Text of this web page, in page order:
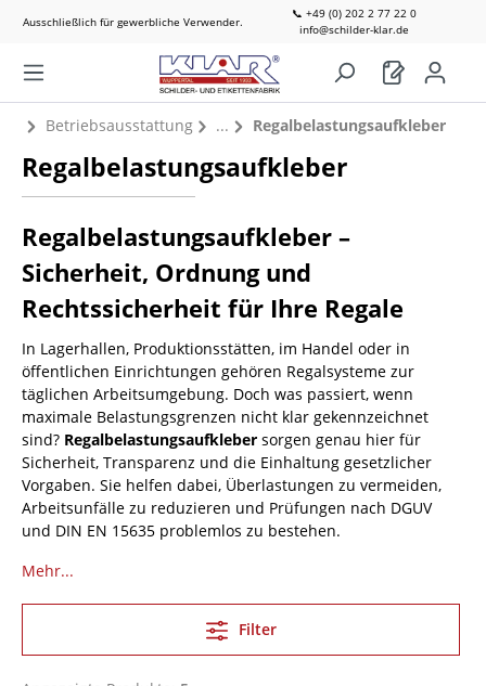
Ausschließlich für gewerbliche Verwender.
📞 +49 (0) 202 2 77 22 0
info@schilder-klar.de
Betriebsausstattung Regalbelastungsaufkleber
Regalbelastungsaufkleber
Regalbelastungsaufkleber –
Sicherheit, Ordnung und
Rechtssicherheit für Ihre Regale
In Lagerhallen, Produktionsstätten, im Handel oder in
öffentlichen Einrichtungen gehören Regalsysteme zur
täglichen Arbeitsumgebung. Doch was passiert, wenn
maximale Belastungsgrenzen nicht klar gekennzeichnet
sind? Regalbelastungsaufkleber sorgen genau hier für
Sicherheit, Transparenz und die Einhaltung gesetzlicher
Vorgaben. Sie helfen dabei, Überlastungen zu vermeiden,
Arbeitsunfälle zu reduzieren und Prüfungen nach DGUV
und DIN EN 15635 problemlos zu bestehen.
Mehr...
Filter